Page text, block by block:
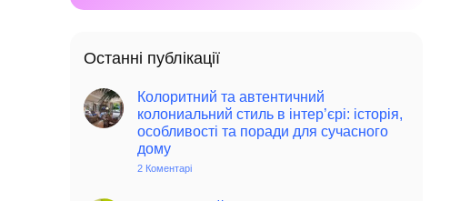
Останні публікації
Колоритний та автентичний
колониальний стиль в інтер’єрі: історія,
особливості та поради для сучасного
дому
2 Коментарі